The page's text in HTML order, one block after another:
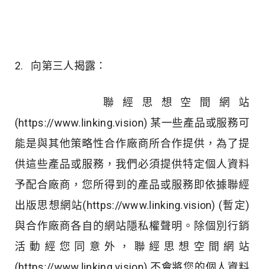
2. 向第三人揭露：
聯經思想空間網站
(https://www.linking.vision) 某一些產品或服務可
能是與其他策略性合作廠商所合作提供，為了提
供這些產品或服務，我們必須提供特定個人資料
予配合廠商，您所得到的產品或服務即依據聯經
出版思想網站(https://www.linking.vision) (暫定)
與合作廠商各自的網站隱私權聲明。除個別行銷
活動經您同意外，聯經思想空間網站